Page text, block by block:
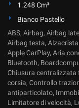
1.248 Cm³
Bianco Pastello
ABS, Airbag, Airbag
Airbag testa,
Apple CarPlay, Aria
Bluetooth,
Chiusura centralizzata
corsia, Controllo
antiparticolato,
Limitatore di velocità,